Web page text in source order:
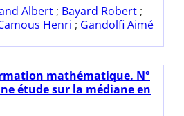
Albert ; Bayard Robert ;
Henri ; Gandolfi Aimé
mathématique. N°
étude sur la médiane en